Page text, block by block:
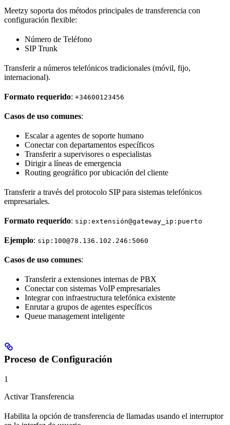
Meetzy soporta dos métodos principales de transferencia con
configuración flexible:
Número de Teléfono
SIP Trunk
Transferir a números telefónicos tradicionales (móvil, fijo,
internacional).
Formato requerido: +34600123456
Casos de uso comunes:
Escalar a agentes de soporte humano
Conectar con departamentos específicos
Transferir a supervisores o especialistas
Dirigir a líneas de emergencia
Routing geográfico por ubicación del cliente
Transferir a través del protocolo SIP para sistemas telefónicos
empresariales.
Formato requerido: sip:extensión@gateway_ip:puerto
Ejemplo: sip:100@78.136.102.246:5060
Casos de uso comunes:
Transferir a extensiones internas de PBX
Conectar con sistemas VoIP empresariales
Integrar con infraestructura telefónica existente
Enrutar a grupos de agentes específicos
Queue management inteligente
Proceso de Configuración
1
Activar Transferencia
Habilita la opción de transferencia de llamadas usando el interruptor